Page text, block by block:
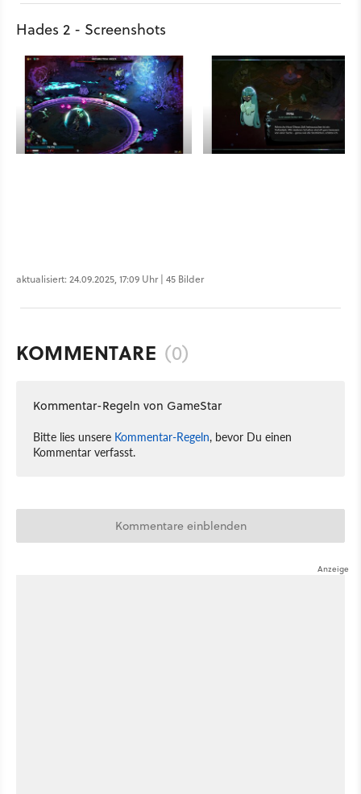
Hades 2 - Screenshots
aktualisiert: 24.09.2025, 17:09 Uhr | 45 Bilder
KOMMENTARE (0)
Kommentar-Regeln von GameStar
Bitte lies unsere Kommentar-Regeln, bevor Du einen
Kommentar verfasst.
Kommentare einblenden